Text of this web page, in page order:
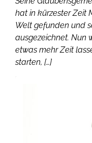
hat in kürzester Zeit
Welt gefunden und
ausgezeichnet. Nun
etwas mehr Zeit
starten, […]